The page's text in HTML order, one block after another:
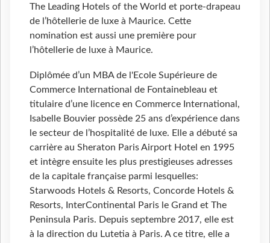
The Leading Hotels of the World et porte-drapeau
de l’hôtellerie de luxe à Maurice. Cette
nomination est aussi une première pour
l’hôtellerie de luxe à Maurice.
Diplômée d’un MBA de l'Ecole Supérieure de
Commerce International de Fontainebleau et
titulaire d’une licence en Commerce International,
Isabelle Bouvier possède 25 ans d’expérience dans
le secteur de l’hospitalité de luxe. Elle a débuté sa
carrière au Sheraton Paris Airport Hotel en 1995
et intègre ensuite les plus prestigieuses adresses
de la capitale française parmi lesquelles:
Starwoods Hotels & Resorts, Concorde Hotels &
Resorts, InterContinental Paris le Grand et The
Peninsula Paris. Depuis septembre 2017, elle est
à la direction du Lutetia à Paris. A ce titre, elle a